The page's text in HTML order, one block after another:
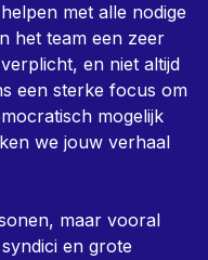
met alle nodige
het team een zeer
en niet altijd
een sterke focus om
mogelijk
we jouw verhaal
maar vooral
en grote